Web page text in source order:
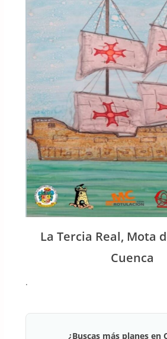
La Tercia Real, Mota
Cuenca
.
¿Buscas más planes en